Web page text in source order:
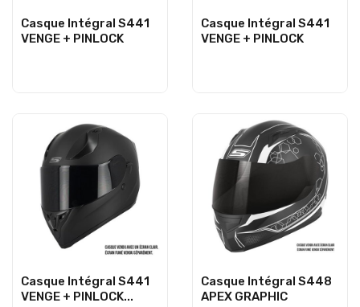
Casque Intégral S441
VENGE + PINLOCK
Casque Intégral S441
VENGE + PINLOCK
Casque Intégral S441
VENGE + PINLOCK...
Casque Intégral S448
APEX GRAPHIC